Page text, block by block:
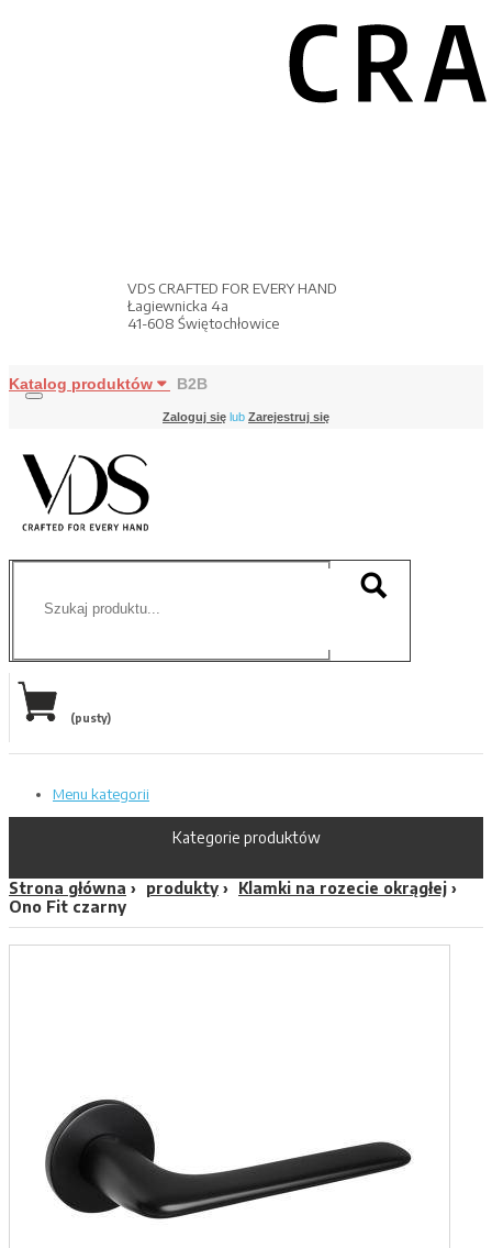
VDS CRAFTED FOR EVERY HAND
Łagiewnicka 4a
41-608 Świętochłowice
Katalog produktów B2B
Zaloguj się lub Zarejestruj się
(pusty)
Menu kategorii
Kategorie produktów
Strona główna produkty
Klamki na rozecie okrągłej
Ono Fit czarny